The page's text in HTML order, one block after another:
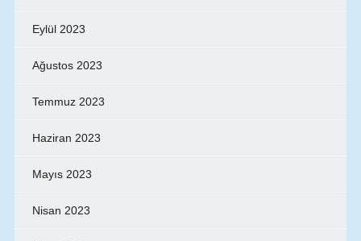
Eylül 2023
Ağustos 2023
Temmuz 2023
Haziran 2023
Mayıs 2023
Nisan 2023